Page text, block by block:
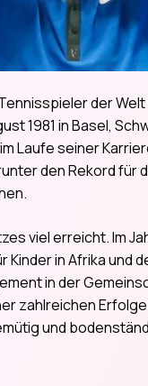
der
1981 in Basel,
Laufe seiner
den Rekord für
viel erreicht. Im
in Afrika und
in der
zahlreichen
und